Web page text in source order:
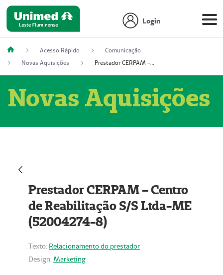
Login
Acesso Rápido
Comunicação
Novas Aquisições
Prestador CERPAM – Centro de Reabilitação S/S Ltda-ME (52004274-8)
Novas Aquisições
Prestador CERPAM – Centro
de Reabilitação S/S Ltda-ME
(52004274-8)
Texto: Relacionamento do prestador
Design: Marketing